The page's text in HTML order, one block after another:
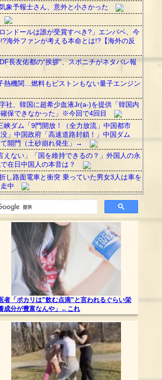
象予報士さん、意外と小さかった
ンドールは誰が受賞すべき?」エンバペ、今
海外ファンが考える本命とは!?【海外の反
長友佑都の“挨拶”、スポニチがネタバレ報
熱機関…燃料もピストンもない量子エンジン
社、韓国に超希少血液Jr(a-)を提供「韓国内
保できなかった」※今回で4回目
峡ダム「9門開放！（全力放流」中国都市
没」中国政府「高速道路封鎖！」中国ダム
て開門（土砂崩れ発生」→
えない」「国を維持できるの？」外国人の永
在日中国人の本音は？
し路面電車と衝突 乗っていた男女3人は車を
中
ん、地上波復帰ｗｗｗ
ル、全国でイベント続々と中止に…
が一瞬でメロつく男がコレｗｗｗ
いなぁ…」ニート「働きます働きます！働か
あ」→
間テレビ』、熊本県に1000万円の義援金拠
者「ポカリは”飲む点滴”と言われるぐらい栄
成分が豊富なんや」←これ